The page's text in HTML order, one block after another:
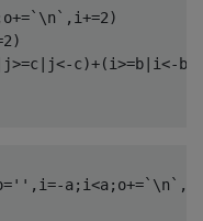
o+=` \n `, i+=2)
2)
j>=c j<-c)+(i>=b i<- b